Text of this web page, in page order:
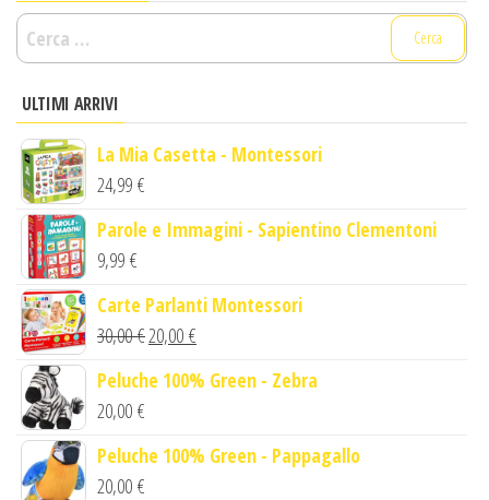
Ricerca
per:
ULTIMI ARRIVI
La Mia Casetta - Montessori
24,99 €
Parole e Immagini - Sapientino Clementoni
9,99 €
Carte Parlanti Montessori
30,00€Il
originale
30,00 €.
20,00 €
attuale
20,00 €.
Peluche 100% Green - Zebra
20,00 €
Peluche 100% Green - Pappagallo
20,00 €